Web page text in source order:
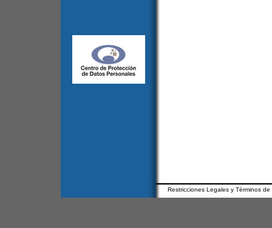
Restricciones Legales y Términos de